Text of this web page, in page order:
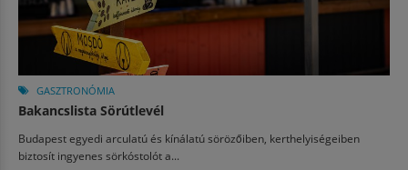
GASZTRONÓMIA
Bakancslista Sörútlevél
Budapest egyedi arculatú és kínálatú sörözőiben, kerthelyiségeiben
biztosít ingyenes sörkóstolót a...